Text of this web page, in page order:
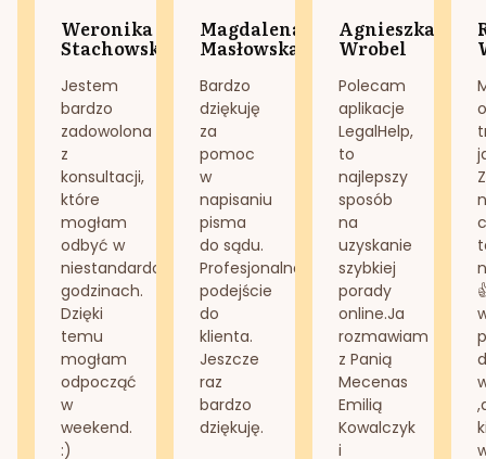
Weronika
Stachowska
Jestem
bardzo
zadowolona
z
konsultacji,
które
mogłam
odbyć w
niestandardowych
godzinach.
Dzięki
temu
mogłam
odpocząć
w
weekend.
:)
Magdalena
Masłowska
Bardzo
dziękuję
za
pomoc
w
napisaniu
pisma
do sądu.
Profesjonalne
podejście
do
klienta.
Jeszcze
raz
bardzo
dziękuję.
Agnieszka
Wrobel
Polecam
aplikacje
LegalHelp,
to
najlepszy
sposób
na
uzyskanie
szybkiej
porady
online.Ja
rozmawiam
z Panią
Mecenas
Emilią
Kowalczyk
i